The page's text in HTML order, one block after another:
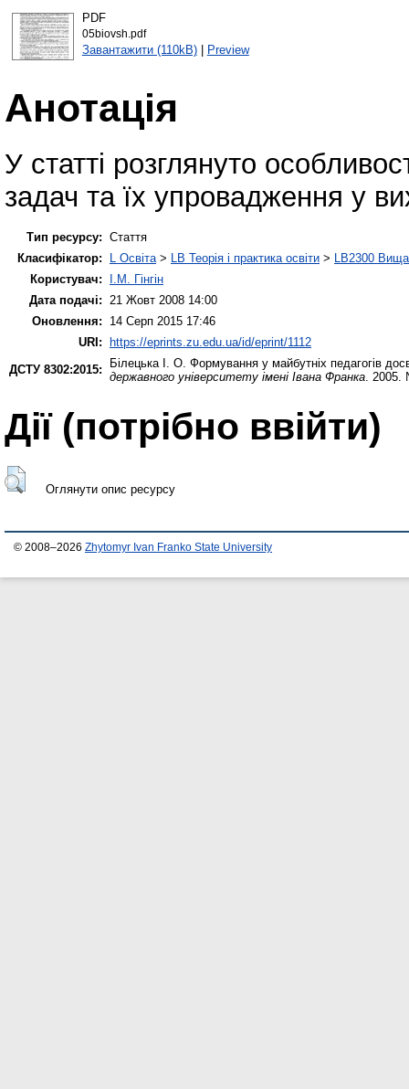
PDF
05biovsh.pdf
Завантажити (110kB)| Preview
Анотація
У статті розглянуто
задач та їх упровадження у
Тип ресурсу: Стаття
Класифікатор:
L Освіта > LB Теорія і практика освіти > LB2300 Вища
Користувач:
І.М. Гінгін
Дата подачі:
21 Жовт 2008 14:00
Оновлення:
14 Серп 2015 17:46
URI: https://eprints.zu.edu.ua/id/eprint/1112
ДСТУ 8302:2015:
Білецька І. О. Формування у майбутніх педагогів
державного університету імені Івана Франка .
Дії ​​(потрібно ввійти)
Оглянути опис ресурсу
© 2008–2026 Zhytomyr Ivan Franko State University